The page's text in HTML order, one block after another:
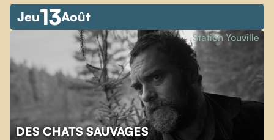
Jeu13Août
DES CHATS SAUVAGES
Station Youville